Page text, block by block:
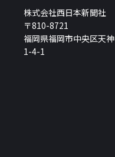
株式会社西日本新聞社
〒810-8721
福岡県福岡市中央区天神
1-4-1